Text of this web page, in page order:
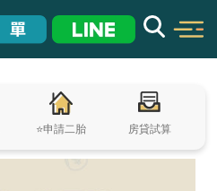
⭐申請二胎 房貸試算